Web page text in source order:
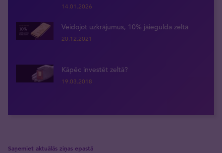
14.01.2026
Veidojot uzkrājumus, 10% jāiegulda zeltā
20.12.2021
Kāpēc investēt zeltā?
19.03.2018
Saņemiet aktuālās ziņas epastā